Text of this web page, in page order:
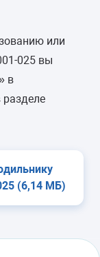
или
025 вы
в
(6,14 МБ)